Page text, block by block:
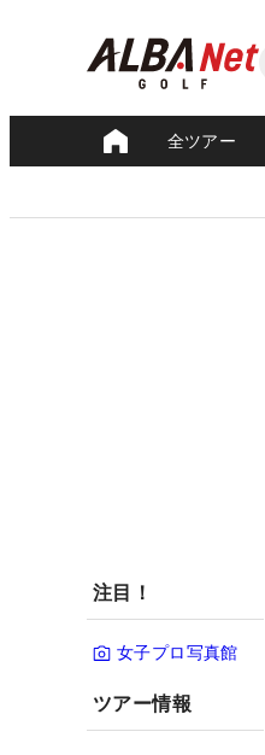
全ツアー
注目！
女子プロ写真館
ツアー情報